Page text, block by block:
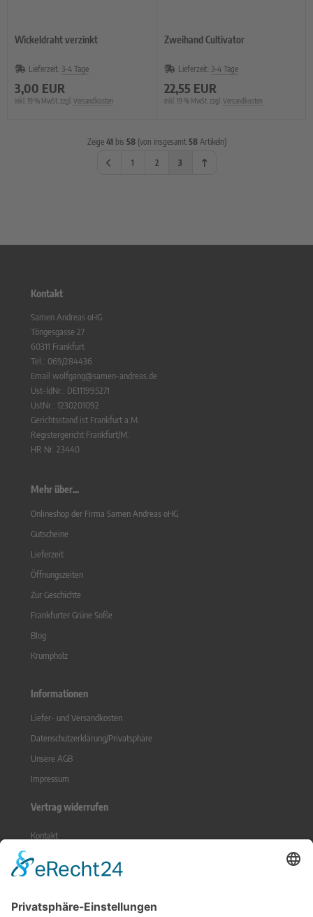
Wickeldraht verzinkt
Lieferzeit: 3-4 Tage
3,00 EUR
inkl. 19 % MwSt. zzgl. Versandkosten
Zweihand Cultivator
Lieferzeit: 3-4 Tage
22,55 EUR
inkl. 19 % MwSt. zzgl. Versandkosten
Zeige 41 bis 58(von insgesamt 58Artikeln)
1
2 3
Kontakt
Samen Andreas oHG
Töngesgasse 27
60311 Frankfurt
Tel.: 069/284436
Email wolfgang@samen-andreas.de
Ust-IdNr.: DE111995271
UstNr.: 1230201092
Gerichtsstand ist Frankfurt a.M.
Registergericht Frankfurt/M.
HR Nr. 23440
Mehr über...
Onlineshop der Firma Samen Andreas oHG
Gutscheine
Lieferzeit
Öffnungszeiten
Zur Geschichte
Frankfurter Grüne Soße
Blog
Krumpholz
Informationen
Liefer- und Versandkosten
Datenschutzerklärung/Privatsphäre
Unsere AGB
Impressum
Vertrag widerrufen
Kontakt
Sitemap
Widerrufsrecht